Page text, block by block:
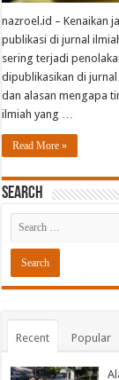
nazroel.id – Kenaikan
publikasi di jurnal
sering terjadi
dipublikasikan di
dan alasan mengapa
ilmiah yang …
Read More »
Search
Recent Popular